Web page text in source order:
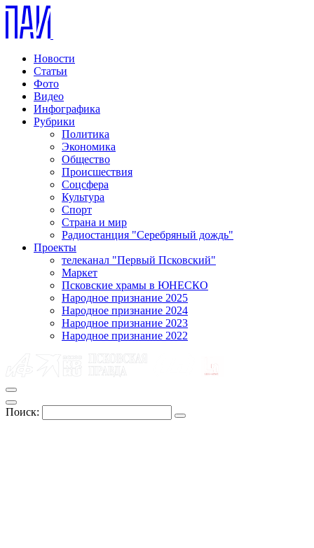
Новости
Статьи
Фото
Видео
Инфографика
Рубрики
Политика
Экономика
Общество
Происшествия
Соцсфера
Культура
Спорт
Страна и мир
Радиостанция "Серебряный дождь"
Проекты
телеканал "Первый Псковский"
Маркет
Псковские храмы в ЮНЕСКО
Народное признание 2025
Народное признание 2024
Народное признание 2023
Народное признание 2022
Поиск: